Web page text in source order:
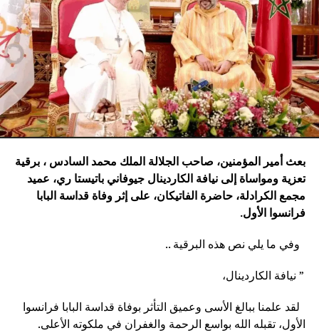
بعث أمير المؤمنين، صاحب الجلالة الملك محمد السادس ، برقية
تعزية ومواساة إلى نيافة الكاردينال جيوفاني باتيستا ري، عميد
مجمع الكرادلة، حاضرة الفاتيكان، على إثر وفاة قداسة البابا
فرانسوا الأول.
وفي ما يلي نص هذه البرقية ..
” نيافة الكاردينال،
لقد علمنا ببالغ الأسى وعميق التأثر بوفاة قداسة البابا فرانسوا
الأول، تقبله الله بواسع الرحمة والغفران في ملكوته الأعلى.